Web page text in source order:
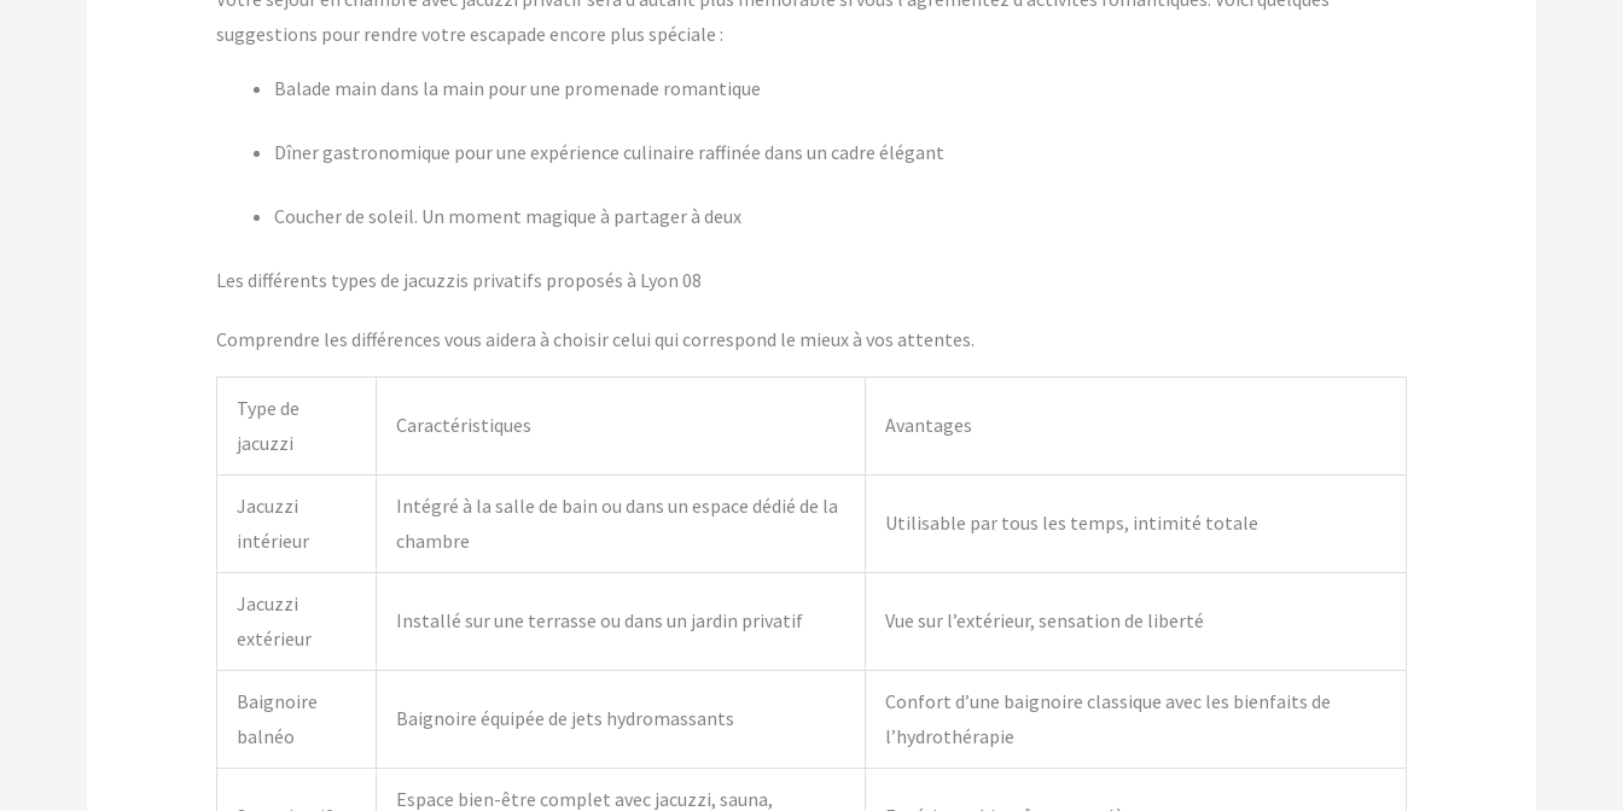
suggestions pour rendre votre escapade encore plus spéciale :
Balade main dans la main pour une promenade romantique
Dîner gastronomique pour une expérience culinaire raffinée dans un cadre élégant
Coucher de soleil. Un moment magique à partager à deux
Les différents types de jacuzzis privatifs proposés à Lyon 08
Comprendre les différences vous aidera à choisir celui qui correspond le mieux à vos attentes.
Type de
jacuzzi
Caractéristiques Avantages
Jacuzzi
intérieur
Intégré à la salle de bain ou dans un espace dédié de la
chambre
Utilisable par tous les temps, intimité totale
Jacuzzi
extérieur
Installé sur une terrasse ou dans un jardin privatif Vue sur l’extérieur, sensation de liberté
Baignoire
balnéo
Baignoire équipée de jets hydromassants
Confort d’une baignoire classique avec les bienfaits de
l’hydrothérapie
Espace bien-être complet avec jacuzzi, sauna,